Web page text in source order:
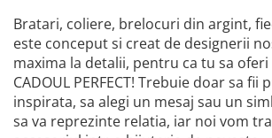
Bratari, coliere, brelocuri din argint,
este conceput si creat de designerii
maxima la detalii, pentru ca tu sa
CADOUL PERFECT! Trebuie doar sa fii
inspirata, sa alegi un mesaj sau un
sa va reprezinte relatia, iar noi vom